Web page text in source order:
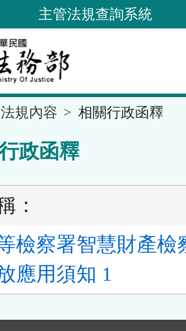
主管法規查詢系統
法規內容 相關行政函釋
政函釋
：
檢察署智慧財產檢
應用須知 1